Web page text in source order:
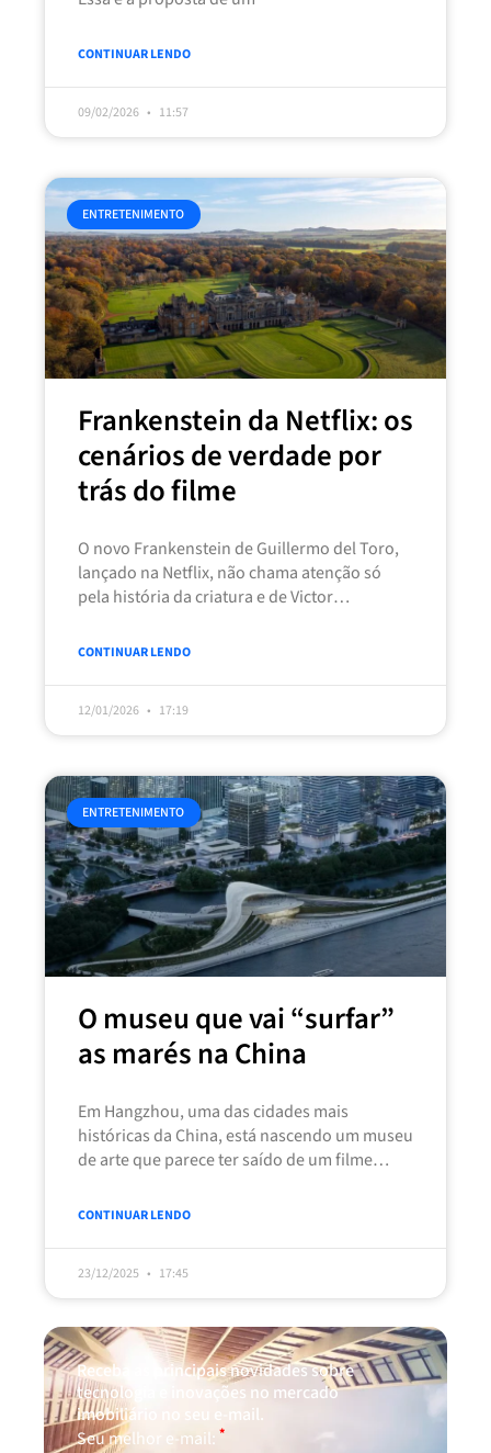
CONTINUAR LENDO
09/02/2026 11:57
ENTRETENIMENTO
Frankenstein da Netflix: os
cenários de verdade por
trás do filme
O novo Frankenstein de Guillermo del Toro,
lançado na Netflix, não chama atenção só
pela história da criatura e de Victor
CONTINUAR LENDO
12/01/2026 17:19
ENTRETENIMENTO
O museu que vai “surfar”
as marés na China
Em Hangzhou, uma das cidades mais
históricas da China, está nascendo um museu
de arte que parece ter saído de um filme
CONTINUAR LENDO
23/12/2025 17:45
Receba as principais novidades sobre
tecnologia e inovações no mercado
imobiliário no seu e-mail.
Seu melhor e-mail: *